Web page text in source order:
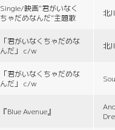
Single/映画“君がいなく
ちゃだめなんだ”主題歌
北
「君がいなくちゃだめな
んだ」 c/w
北
「君がいなくちゃだめな
んだ」 c/w
『Blue Avenue』